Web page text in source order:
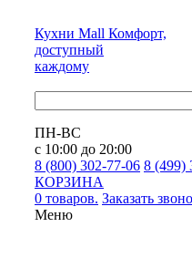
Кухни Mall Комфорт,
доступный
каждому
ПН-ВС
с 10:00 до 20:00
8 (800) 302-77-06 8 (499)
КОРЗИНА
0 товаров. Заказать
Меню